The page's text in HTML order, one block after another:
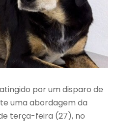
por um disparo de
uma abordagem da
terça-feira (27), no